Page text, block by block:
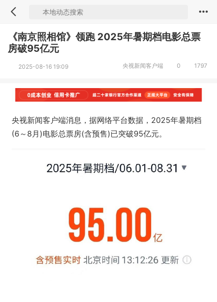
《南京照相馆》领跑 2025年暑期档电影总票
房破95亿元
2025-08-16 19:09 1797
0
央视新闻客户端
央视新闻客户端消息，据网络平台数据，2025年暑期档
(6～8月)电影总票房(含预售)已突破95亿元。